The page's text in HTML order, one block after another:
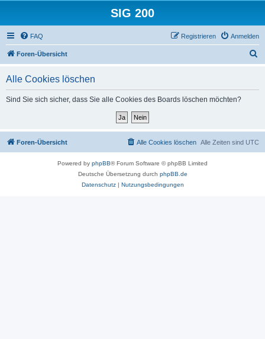
SIG 200
FAQ Anmelden
Registrieren
Foren-Übersicht
Alle Cookies löschen
Sind Sie sich sicher, dass Sie alle Cookies des Boards löschen möchten?
Foren-Übersicht Alle Zeiten sind UTC
Alle Cookies löschen
Powered by phpBB® Forum Software © phpBB Limited
Deutsche Übersetzung durch phpBB.de
Datenschutz| Nutzungsbedingungen